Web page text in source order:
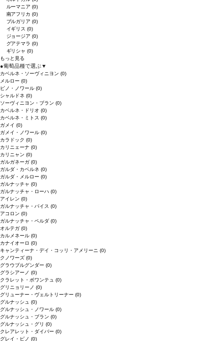
ルーマニア(0)
南アフリカ(0)
ブルガリア(0)
イギリス(0)
ジョージア(0)
グアテマラ(0)
ギリシャ(0)
もっと見る
●葡萄品種で選ぶ▼
カベルネ・ソーヴィニヨン (0)
メルロー (0)
ピノ・ノワール (0)
シャルドネ (0)
ソーヴィニヨン・ブラン (0)
カベルネ・ドリオ (0)
カベルネ・ミトス (0)
ガメイ (0)
ガメイ・ノワール (0)
カラドック (0)
カリニェーナ (0)
カリニャン (0)
ガルガネーガ (0)
ガルダ・カベルネ (0)
ガルダ・メルロー (0)
ガルナッチャ (0)
ガルナッチャ・ローハ (0)
アイレン (0)
ガルナッチャ・パイス (0)
アコロン (0)
ガルナッチャ・ペルダ (0)
オルテガ (0)
カルメネール (0)
カナイオーロ (0)
キャンティーナ・デイ・コッリ・アメリーニ (0)
クノワーズ (0)
グラウブルグンダー (0)
グラシアーノ (0)
クラレット・ボワンテュ (0)
グリニョリーノ (0)
グリューナー・ヴェルトリーナー (0)
グルナッシュ (0)
グルナッシュ・ノワール (0)
グルナッシュ・ブラン (0)
グルナッシュ・グリ (0)
クレアレット・ダイバー (0)
グレイ・ピノ (0)